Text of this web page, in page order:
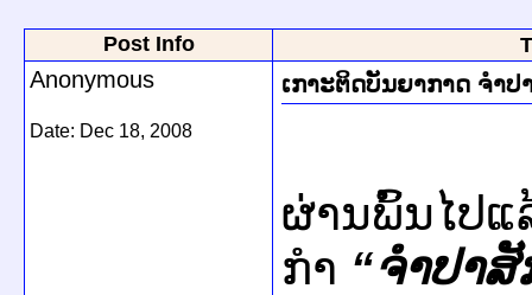
Post Info
Anonymous
Date: Dec 18, 2008
ເກາະຕິດບັນຍາກາດ ຈໍາປ
ຜ່ານ​ພົ້ນ​ໄປ​ແ
ກຳ “ຈຳປາ​ສັ